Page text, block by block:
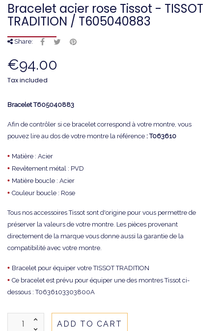
Bracelet acier rose Tissot - TISSOT
TRADITION / T605040883
Share:
€94.00
Tax included
BraceletT605040883
Afin de contrôler si ce bracelet correspond à votre montre, vous
pouvez lire au dos de votre montre la référence : T063610
• Matière : Acier
• Revêtement métal : PVD
• Matière boucle : Acier
• Couleur boucle : Rose
Tous nos accessoires Tissot sont d'origine pour vous permettre de
préserver la valeurs de votre montre. Les pièces provenant
directement de la marque vous donne aussi la garantie de la
compatibilité avec votre montre.
• Bracelet pour équiper votre TISSOT TRADITION
• Ce bracelet est prévu pour équiper une des montres Tissot ci-
dessous : T0636103303800A
ADD TO CART